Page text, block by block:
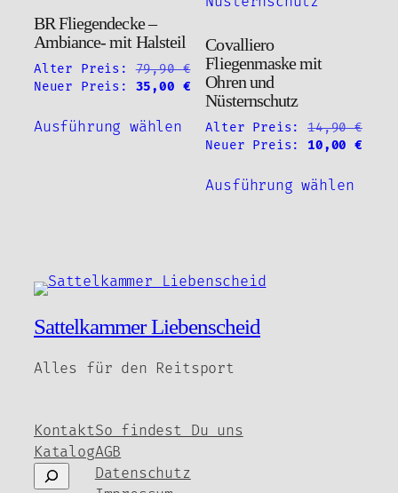
der
Produktseite
gewählt
werden
BR Fliegendecke –
Ambiance- mit Halsteil
Alter Preis: 79,90€
Ursprünglicher
war:
Neuer Preis: 35,00 €Aktueller
Preis
ist:
35,00 €.
Ausführung wählen
Dieses
Produkt
weist
mehrere
können
der
gewählt
Covalliero
Fliegenmaske mit
Ohren und
Nüsternschutz
Alter Preis: 14,90€
Ursprünglicher
war:
Neuer Preis: 10,00€
Ausführung wählen
Sattelkammer Liebenscheid
Alles für den Reitsport
Kontakt
Katalog
Suchen
So findest Du uns
AGB
Datenschutz